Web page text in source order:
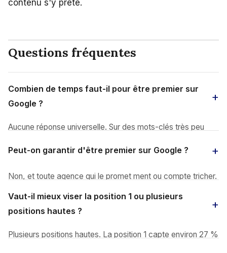
contenu s'y prête.
Questions fréquentes
Combien de temps faut-il pour être premier sur
Google ?
Aucune réponse universelle. Sur des mots-clés très peu
une bonne page optimisée peut atteindre la première
requêtes très concurrentielles, il faut compter 6 à 18 mois
d'efforts soutenus : contenu de qualité, maillage interne,
acquisition de backlinks, signaux de notoriété. Plus la
Peut-on garantir d'être premier sur Google ?
Non, et toute agence qui le promet ment ou compte tricher.
pas même à ses partenaires commerciaux. Un consultant
SEO sérieux peut promettre une démarche structurée, des
améliorations mesurables (trafic, visibilité, positions
Vaut-il mieux viser la position 1 ou plusieurs
positions hautes ?
Plusieurs positions hautes. La position 1 capte environ 27 %